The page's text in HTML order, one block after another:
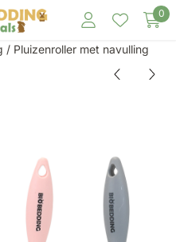
gesloten. 0
/ Pluizenroller met navulling